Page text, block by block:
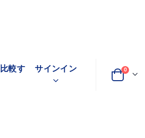
比較す
サインイン
変
カート
0商品